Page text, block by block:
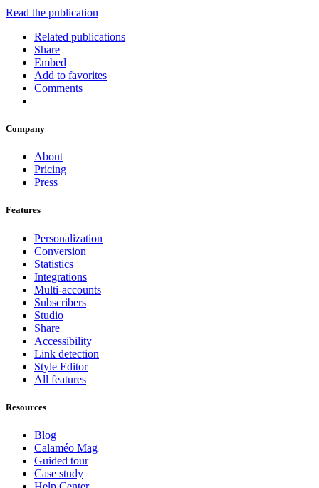
Read the publication
Related publications
Share
Embed
Add to favorites
Comments
Company
About
Pricing
Press
Features
Personalization
Conversion
Statistics
Integrations
Multi-accounts
Subscribers
Studio
Share
Accessibility
Link detection
Style Editor
All features
Resources
Blog
Calaméo Mag
Guided tour
Case study